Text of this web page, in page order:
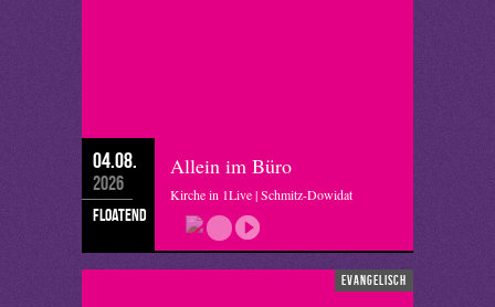
04.08.
2026
floatend
Allein im Büro
Kirche in 1Live | Schmitz-Dowidat
evangelisch